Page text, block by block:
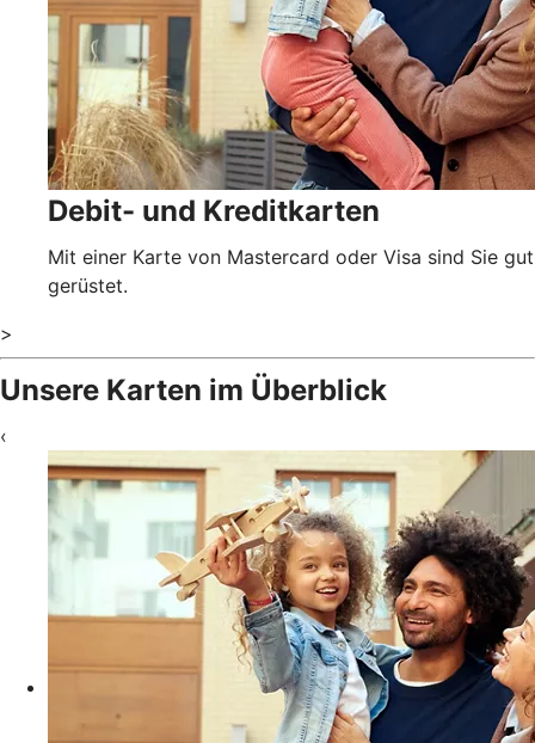
Debit- und Kreditkarten
Mit einer Karte von Mastercard oder Visa sind Sie gut
gerüstet.
>
Unsere Karten im Überblick
‹